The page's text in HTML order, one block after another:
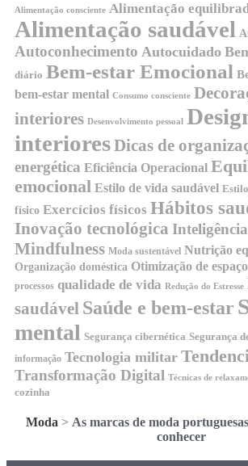
Alimentação consciente Alimentação
Alimentação saudável
Autoconhecimento Autocuidado
diário Bem-estar Emocional
bem-estar mental Consumo consciente
interiores Desenvolvimento pessoal
interioresDicas de
energética Eficiência Operacional
emocional Estilo de vida saudável Estilo
físico Exercícios físicos Hábitos
Inovação tecnológica
Mindfulness Moda sustentável Nutrição
Organização doméstica Otimização de espaço
processos qualidade de vida Redução do Estresse
saudável Saúde e bem-estar
mental Segurança cibernética Segurança
informação Tecnologia militar
Transformação Digital Técnicas de
cozinha
Moda > As marcas de moda
conhecer